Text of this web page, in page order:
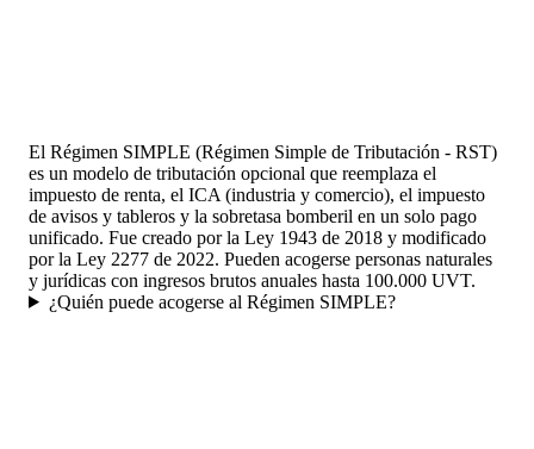
El Régimen SIMPLE (Régimen Simple de Tributación - RST)
es un modelo de tributación opcional que reemplaza el
impuesto de renta, el ICA (industria y comercio), el impuesto
de avisos y tableros y la sobretasa bomberil en un solo pago
unificado. Fue creado por la Ley 1943 de 2018 y modificado
por la Ley 2277 de 2022. Pueden acogerse personas naturales
y jurídicas con ingresos brutos anuales hasta 100.000 UVT.
¿Quién puede acogerse al Régimen SIMPLE?